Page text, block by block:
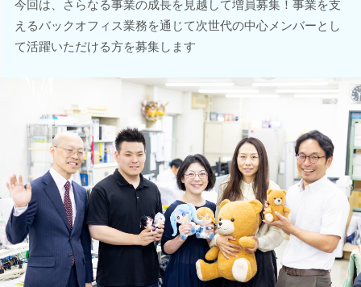
今回は、さらなる事業の成長を見越して増員募集！事業を支
えるバックオフィス業務を通じて次世代の中心メンバーとし
て活躍いただける方を募集します